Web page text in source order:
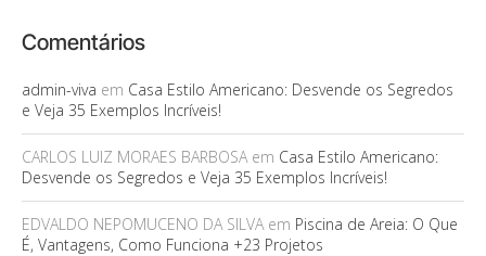
Comentários
admin-viva em Casa Estilo Americano: Desvende os Segredos
e Veja 35 Exemplos Incríveis!
CARLOS LUIZ MORAES BARBOSA em Casa Estilo Americano:
Desvende os Segredos e Veja 35 Exemplos Incríveis!
EDVALDO NEPOMUCENO DA SILVA em Piscina de Areia: O Que
É, Vantagens, Como Funciona +23 Projetos